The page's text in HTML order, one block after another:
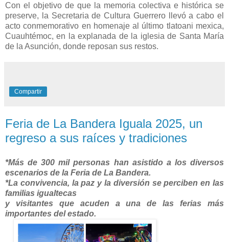
Con el objetivo de que la memoria colectiva e histórica se
preserve, la Secretaria de Cultura Guerrero llevó a cabo el
acto conmemorativo en homenaje al último tlatoani mexica,
Cuauhtémoc, en la explanada de la iglesia de Santa María
de la Asunción, donde reposan sus restos.
Compartir
Feria de La Bandera Iguala 2025, un
regreso a sus raíces y tradiciones
*Más de 300 mil personas han asistido a los diversos
escenarios de la Feria de La Bandera.
*La convivencia, la paz y la diversión se perciben en las
familias igualtecas
y visitantes que acuden a una de las ferias más
importantes del estado.